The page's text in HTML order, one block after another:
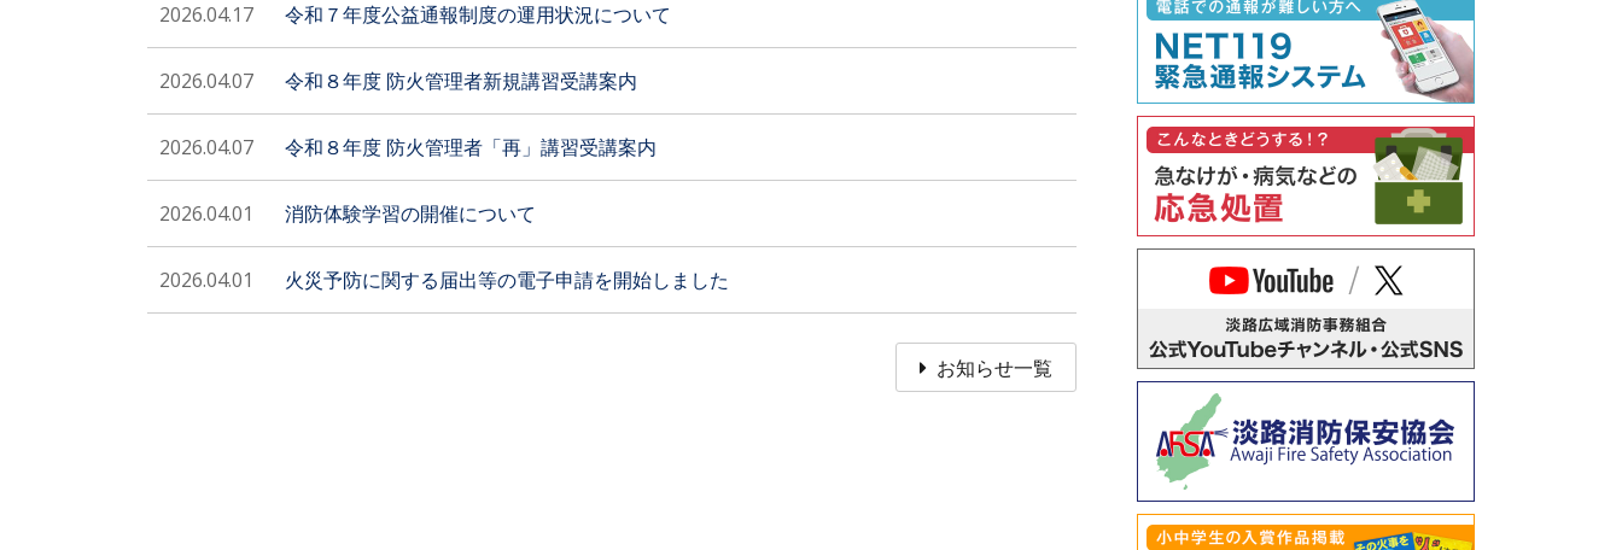
2026.04.17 令和７年度公益通報制度の運用状況について
2026.04.07 令和８年度 防火管理者新規講習受講案内
2026.04.07 令和８年度 防火管理者「再」講習受講案内
2026.04.01 消防体験学習の開催について
2026.04.01 火災予防に関する届出等の電子申請を開始しました
お知らせ一覧